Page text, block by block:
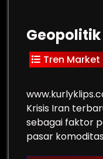
Tren Market
Krisis Iran
sebagai faktor
pasar